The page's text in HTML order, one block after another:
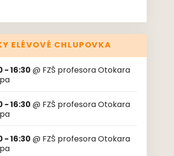
ELÉVOVÉ CHLUPOVKA
- 16:30@ FZŠ profesora Otokara
- 16:30@ FZŠ profesora Otokara
- 16:30@ FZŠ profesora Otokara